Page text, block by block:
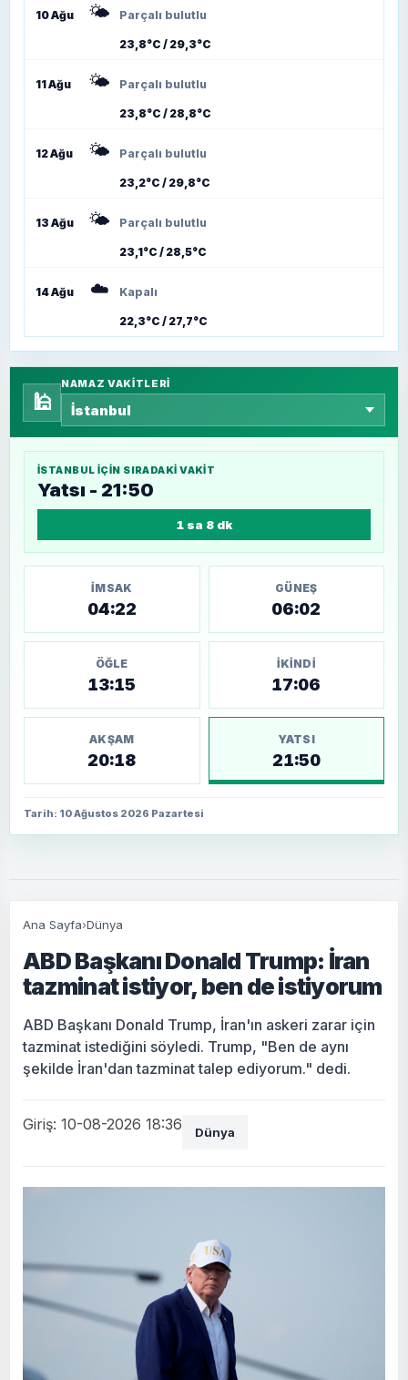
10 Ağu 🌤️ Parçalı bulutlu
23,8°C / 29,3°C
11 Ağu 🌤️ Parçalı bulutlu
23,8°C / 28,8°C
12 Ağu 🌤️ Parçalı bulutlu
23,2°C / 29,8°C
13 Ağu 🌤️ Parçalı bulutlu
23,1°C / 28,5°C
14 Ağu ☁️ Kapalı
22,3°C / 27,7°C
🕌
NAMAZ VAKITLERI
İSTANBUL IÇIN SIRADAKI VAKIT
Yatsı - 21:50
1 sa 8 dk
İMSAK
04:22
GÜNEŞ
06:02
ÖĞLE
13:15
İKINDI
17:06
AKŞAM
20:18
YATSI
21:50
Tarih: 10 Ağustos 2026 Pazartesi
Ana Sayfa›Dünya
ABD Başkanı Donald Trump: İran
tazminat istiyor, ben de istiyorum
ABD Başkanı Donald Trump, İran'ın askeri zarar için
tazminat istediğini söyledi. Trump, "Ben de aynı
şekilde İran'dan tazminat talep ediyorum." dedi.
Giriş: 10-08-2026 18:36 Dünya